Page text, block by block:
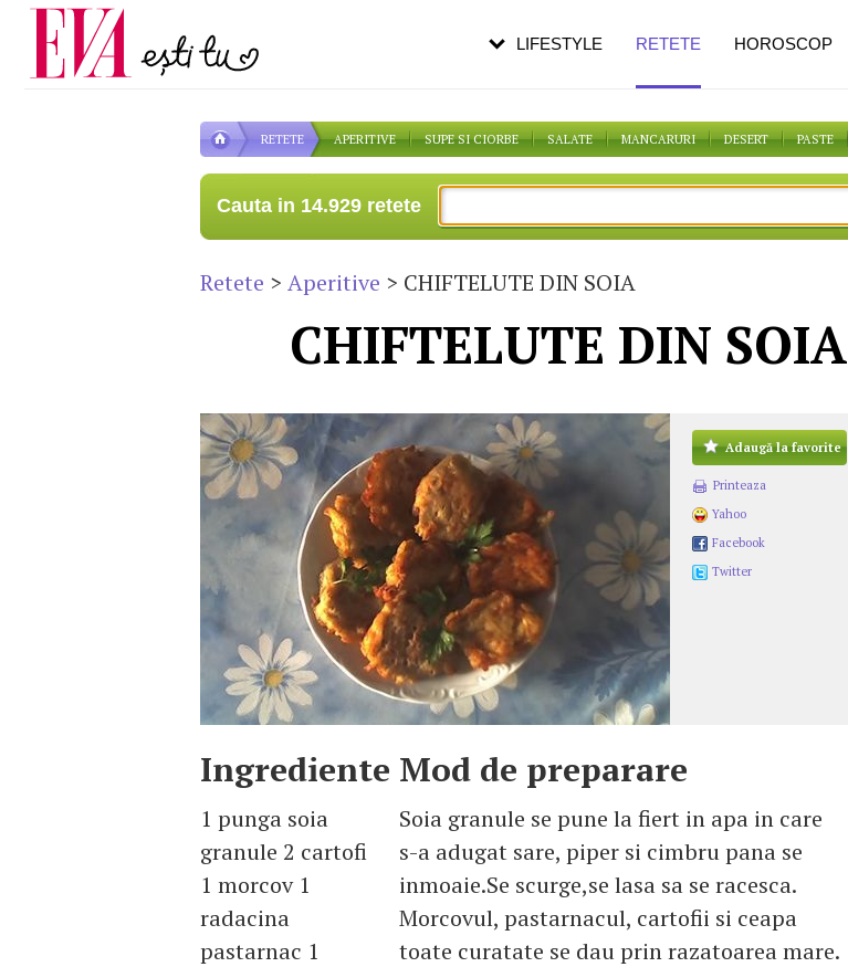
RETETE APERITIVE SUPE SI CIORBE SALATE MANCARURI DESERT PASTE
Cauta in 14.929 retete
Retete > Aperitive > CHIFTELUTE DIN SOIA
CHIFTELUTE DIN SOIA
Adaugă la favorite
Printeaza
Yahoo
Facebook
Twitter
Ingrediente
1 punga soia
granule 2 cartofi
1 morcov 1
radacina
pastarnac 1
Mod de preparare
Soia granule se pune la fiert in apa in care
s-a adugat sare, piper si cimbru pana se
inmoaie.Se scurge,se lasa sa se racesca.
Morcovul, pastarnacul, cartofii si ceapa
toate curatate se dau prin razatoarea mare.
LIFESTYLE RETETE HOROSCOP
Carieră
Actualitate